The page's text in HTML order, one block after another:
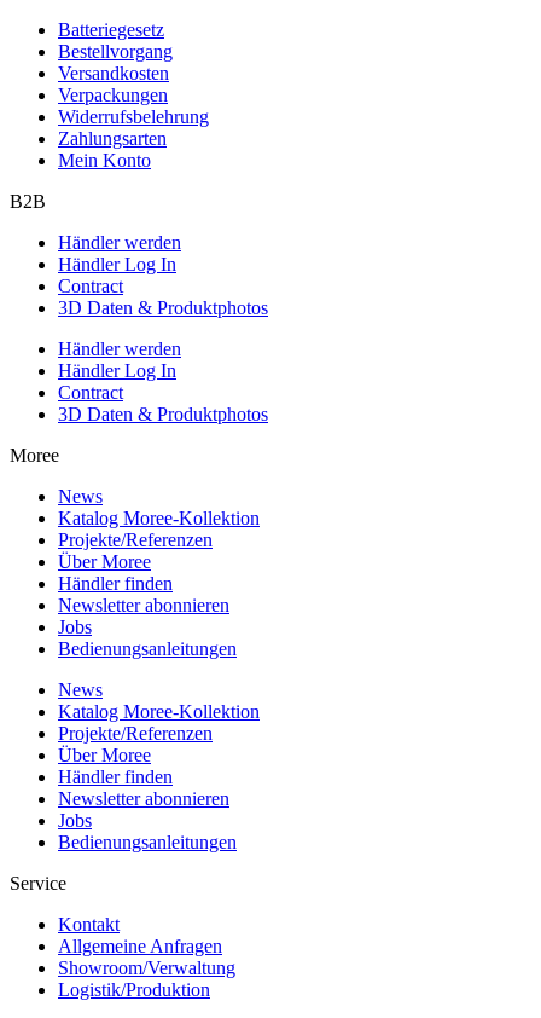
Batteriegesetz
Bestellvorgang
Versandkosten
Verpackungen
Widerrufsbelehrung
Zahlungsarten
Mein Konto
B2B
Händler werden
Händler Log In
Contract
3D Daten & Produktphotos
Händler werden
Händler Log In
Contract
3D Daten & Produktphotos
Moree
News
Katalog Moree-Kollektion
Projekte/Referenzen
Über Moree
Händler finden
Newsletter abonnieren
Jobs
Bedienungsanleitungen
News
Katalog Moree-Kollektion
Projekte/Referenzen
Über Moree
Händler finden
Newsletter abonnieren
Jobs
Bedienungsanleitungen
Service
Kontakt
Allgemeine Anfragen
Showroom/Verwaltung
Logistik/Produktion